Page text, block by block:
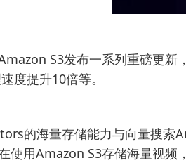
S3发布一系列重磅更
度提升10倍等。
的海量存储能力与向量搜索
使用Amazon S3存储海量视